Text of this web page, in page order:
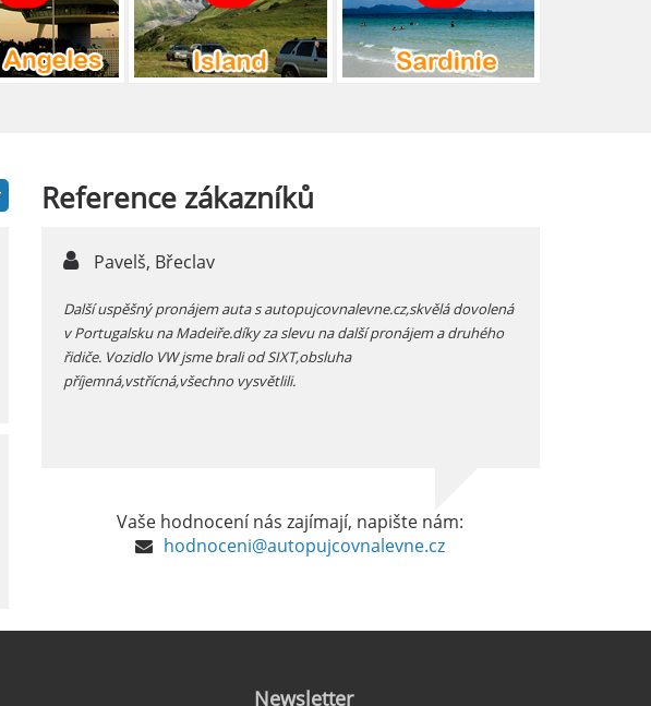
Referencezákazníků
Pavelš, Břeclav
Další uspěšný pronájem auta s autopujcovnalevne.cz,skvělá dovolená
v Portugalsku na Madeiře.díky za slevu na další pronájem a druhého
řidiče. Vozidlo VW jsme brali od SIXT,obsluha
příjemná,vstřícná,všechno vysvětlili.
Vaše hodnocení nás zajímají, napište nám:
hodnoceni@autopujcovnalevne.cz
Newsletter